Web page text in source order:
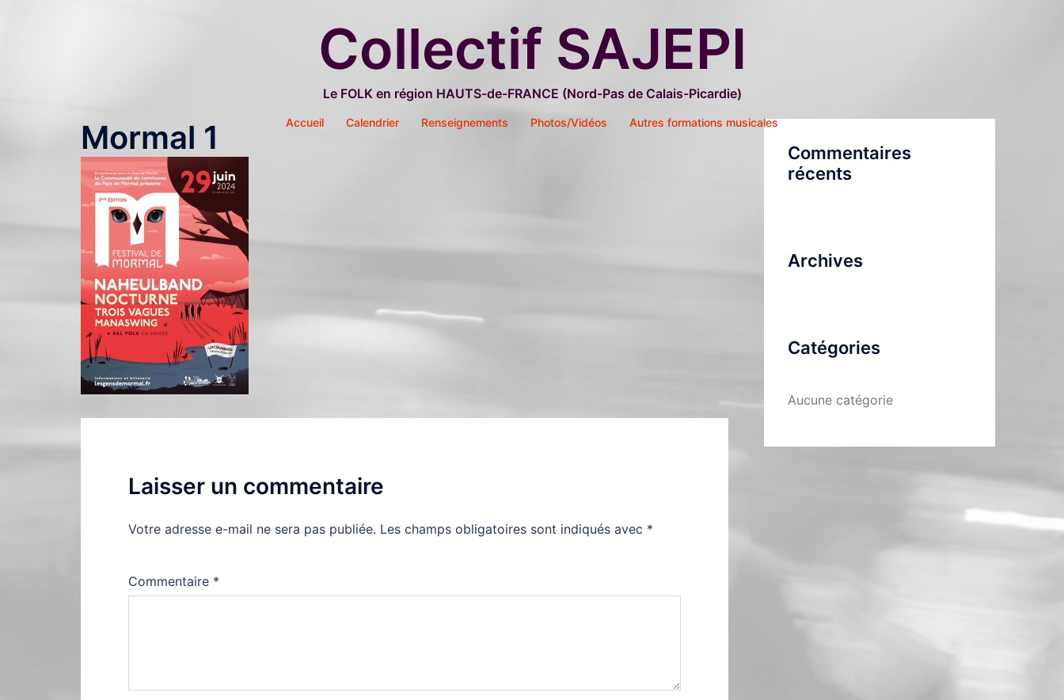
Collectif SAJEPI
Le FOLK en région HAUTS-de-FRANCE (Nord-Pas de Calais-Picardie)
Accueil Calendrier Renseignements Photos/Vidéos Autres formations musicales
Mormal 1
Laisser un commentaire
Votre adresse e-mail ne sera pas publiée. Les champs obligatoires sont indiqués avec *
Commentaire *
Commentaires
récents
Archives
Catégories
Aucune catégorie